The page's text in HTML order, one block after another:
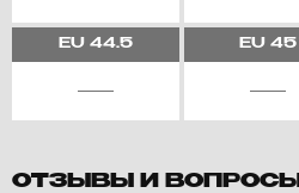
EU 44.5 EU 45
ОТЗЫВЫ И ВОПРОСЫ